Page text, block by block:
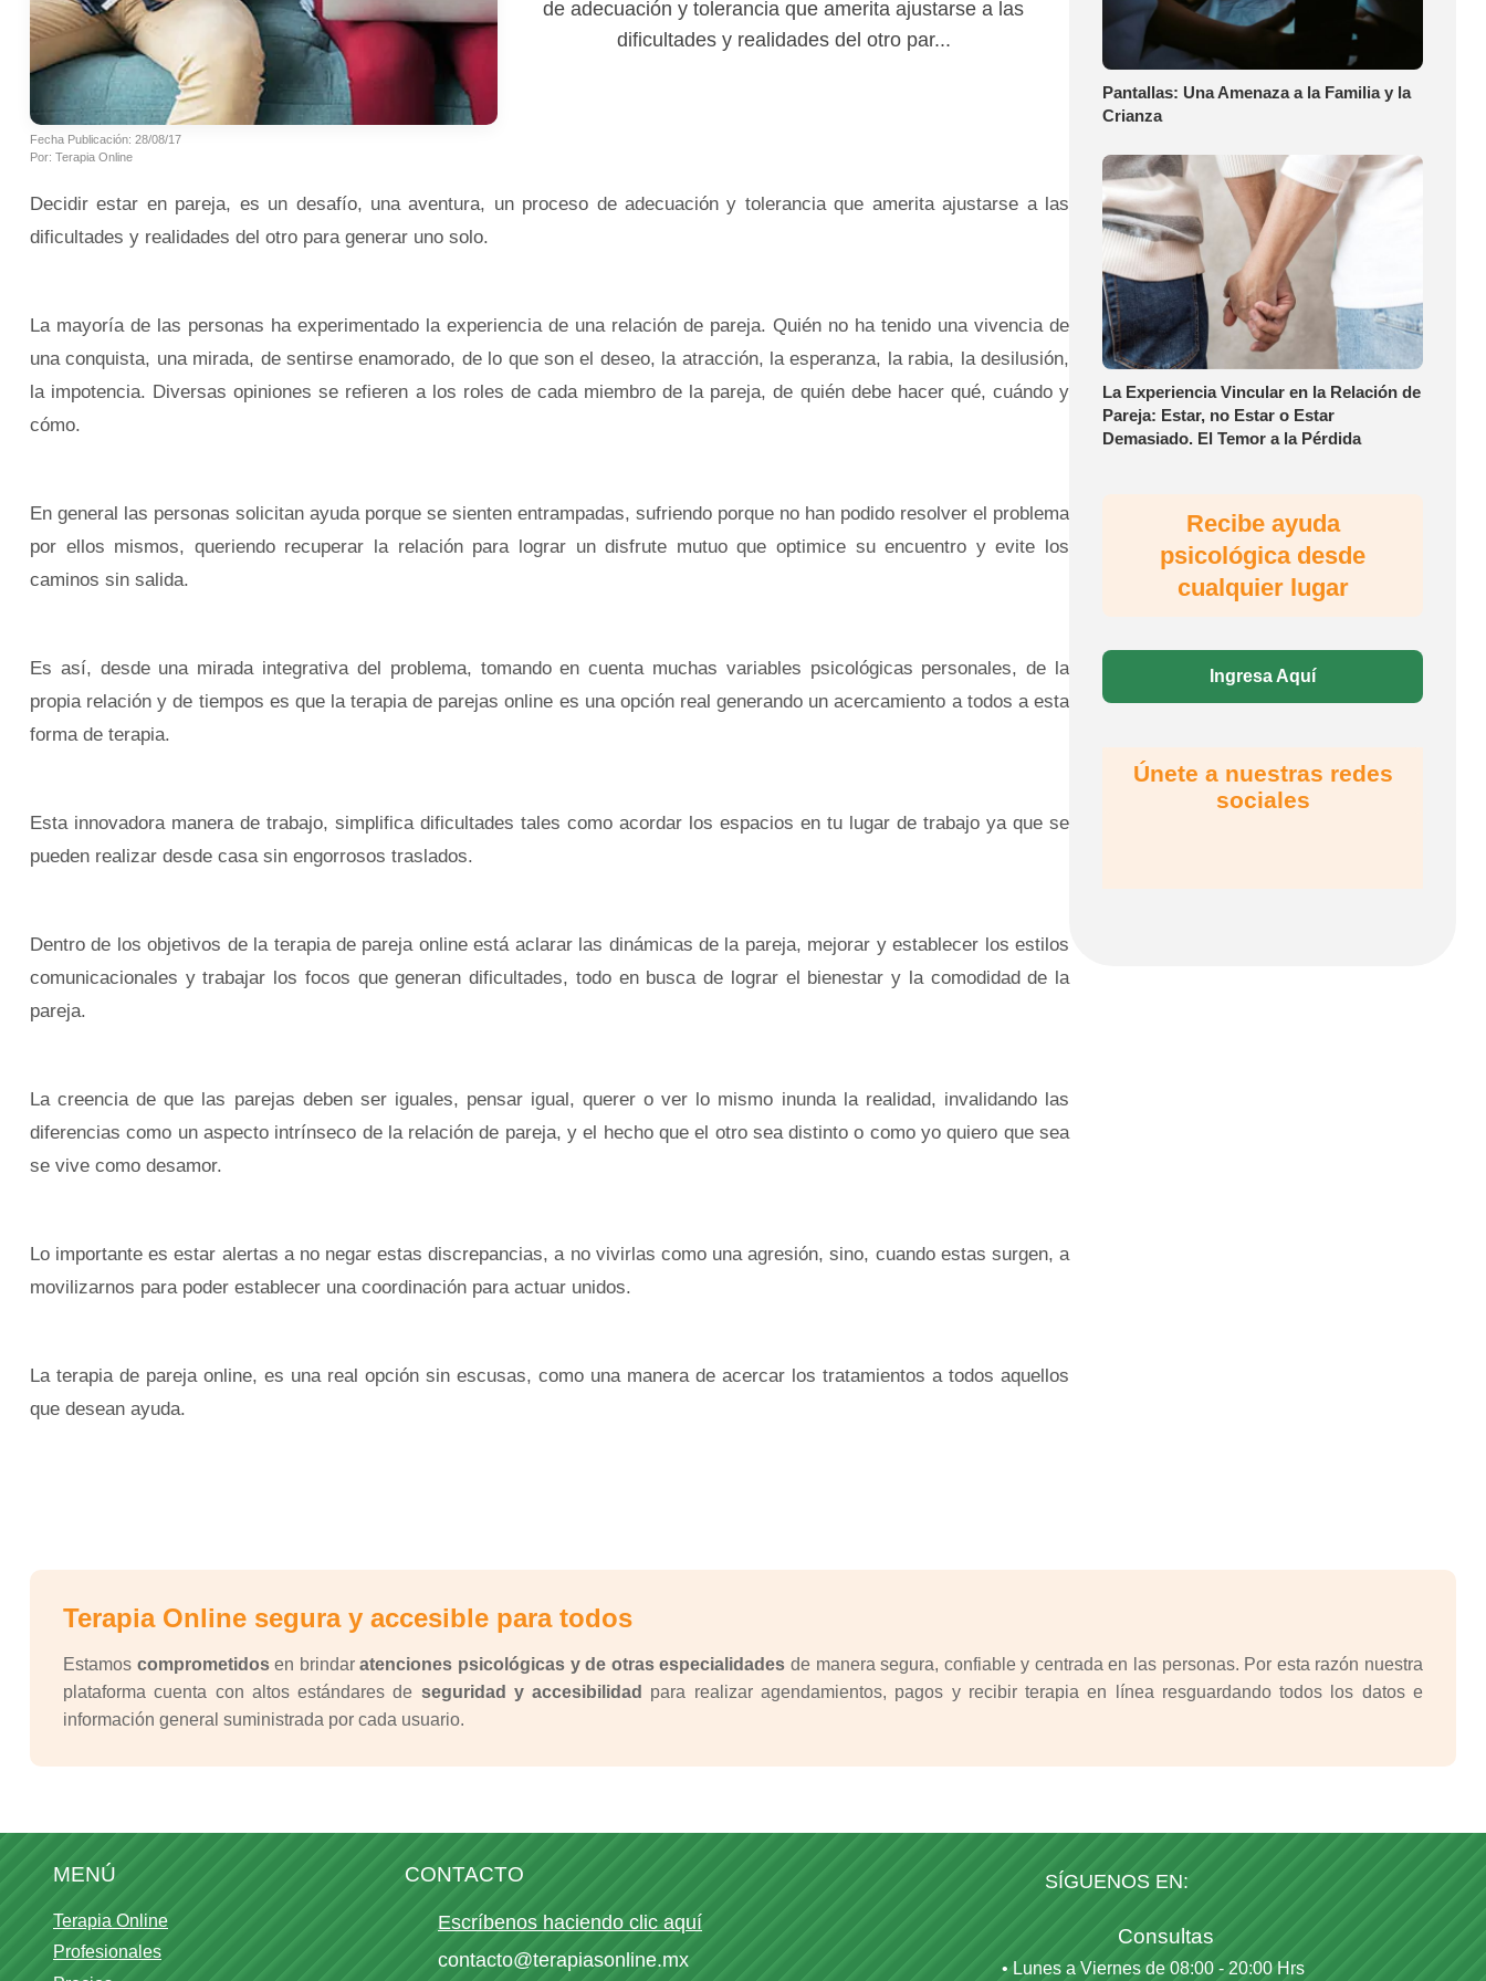
Fecha Publicación: 28/08/17
Por: Terapia Online
de adecuación y tolerancia que amerita ajustarse a las
dificultades y realidades del otro par...
Decidir estar en pareja, es un desafío, una aventura, un proceso de adecuación y tolerancia que amerita ajustarse a las
dificultades y realidades del otro para generar uno solo.
La mayoría de las personas ha experimentado la experiencia de una relación de pareja. Quién no ha tenido una vivencia de
una conquista, una mirada, de sentirse enamorado, de lo que son el deseo, la atracción, la esperanza, la rabia, la desilusión,
la impotencia. Diversas opiniones se refieren a los roles de cada miembro de la pareja, de quién debe hacer qué, cuándo y
cómo.
En general las personas solicitan ayuda porque se sienten entrampadas, sufriendo porque no han podido resolver el problema
por ellos mismos, queriendo recuperar la relación para lograr un disfrute mutuo que optimice su encuentro y evite los
caminos sin salida.
Es así, desde una mirada integrativa del problema, tomando en cuenta muchas variables psicológicas personales, de la
propia relación y de tiempos es que la terapia de parejas online es una opción real generando un acercamiento a todos a esta
forma de terapia.
Esta innovadora manera de trabajo, simplifica dificultades tales como acordar los espacios en tu lugar de trabajo ya que se
pueden realizar desde casa sin engorrosos traslados.
Dentro de los objetivos de la terapia de pareja online está aclarar las dinámicas de la pareja, mejorar y establecer los estilos
comunicacionales y trabajar los focos que generan dificultades, todo en busca de lograr el bienestar y la comodidad de la
pareja.
La creencia de que las parejas deben ser iguales, pensar igual, querer o ver lo mismo inunda la realidad, invalidando las
diferencias como un aspecto intrínseco de la relación de pareja, y el hecho que el otro sea distinto o como yo quiero que sea
se vive como desamor.
Lo importante es estar alertas a no negar estas discrepancias, a no vivirlas como una agresión, sino, cuando estas surgen, a
movilizarnos para poder establecer una coordinación para actuar unidos.
La terapia de pareja online, es una real opción sin escusas, como una manera de acercar los tratamientos a todos aquellos
que desean ayuda.
Pantallas: Una Amenaza a la Familia y la
Crianza
La Experiencia Vincular en la Relación de
Pareja: Estar, no Estar o Estar
Demasiado. El Temor a la Pérdida
Recibe ayuda
psicológica desde
cualquier lugar
Ingresa Aquí
Únete a nuestras redes
sociales
Terapia Online segura y accesible para todos
Estamos comprometidosen brindaratenciones psicológicas y de otras especialidades de manera segura, confiable y centrada en las personas. Por esta razón nuestra
plataforma cuenta con altos estándares de seguridad y accesibilidad
para realizar agendamientos, pagos y recibir terapia en línea resguardando todos los datos e
información general suministrada por cada usuario.
MENÚ
Terapia Online
Profesionales
CONTACTO
Escríbenos haciendo clic aquí
contacto@terapiasonline.mx
SÍGUENOS EN:
Consultas
• Lunes a Viernes de 08:00 - 20:00 Hrs